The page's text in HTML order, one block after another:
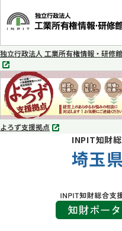
ブ
で
く
独立行政法人 工業所有権情報・研修館
よろず支援拠点
別
INPIT知財
埼玉